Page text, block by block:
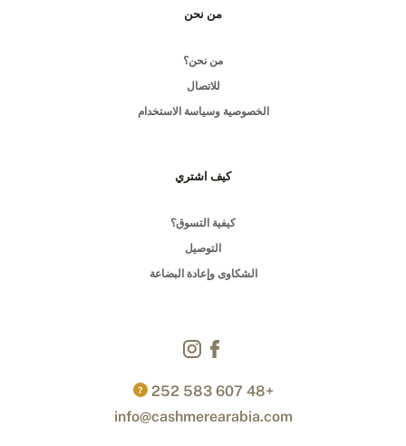
من نحن
من نحن؟
للاتصال
الخصوصية وسياسة الاستخدام
كيف اشتري
كيفية التسوق؟
التوصيل
الشكاوى وإعادة البضاعة
+48 607 583 252
?
info@cashmerearabia.com